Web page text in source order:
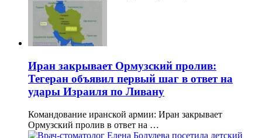
Иран закрывает Ормузский пролив:
Тегеран объявил первый шаг в ответ на
удары Израиля по Ливану
Командование иранской армии: Иран закрывает
Ормузский пролив в ответ на …